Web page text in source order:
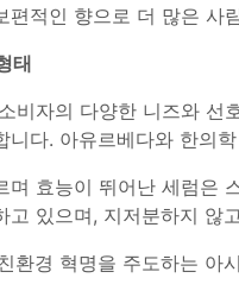
편적인 향으로 더 많은 사
태
비자의 다양한 니즈와 선
니다. 아유르베다와 한의
며 효능이 뛰어난 세럼은
고 있으며, 지저분하지 않
환경 혁명을 주도하는 아